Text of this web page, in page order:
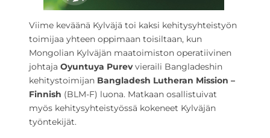
Viime keväänä Kylväjä toi kaksi kehitysyhteistyön
toimijaa yhteen oppimaan toisiltaan, kun
Mongolian Kylväjän maatoimiston operatiivinen
johtaja Oyuntuya Purevvieraili Bangladeshin
kehitystoimijan Bangladesh Lutheran Mission –
Finnish (BLM-F) luona. Matkaan osallistuivat
myös kehitysyhteistyössä kokeneet Kylväjän
työntekijät.